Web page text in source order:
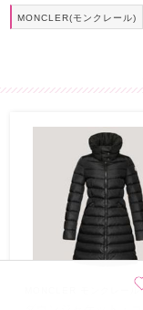
MONCLER(モンクレール)
MONCLER モンクレール